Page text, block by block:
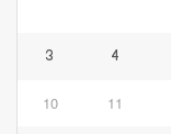
3 4
10 11